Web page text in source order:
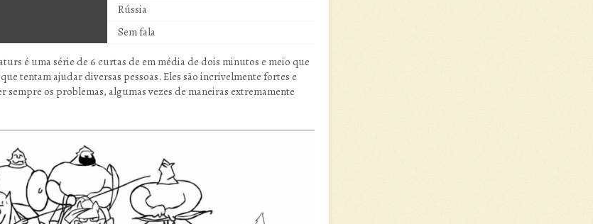
Rússia
Sem fala
é uma série de 6 curtas de em média de dois minutos e meio que
tentam ajudar diversas pessoas. Eles são incrivelmente fortes e
sempre os problemas, algumas vezes de maneiras extremamente